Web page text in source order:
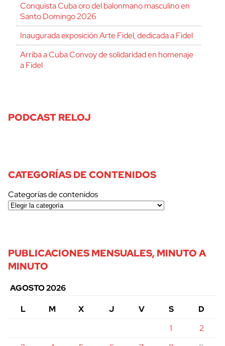
Conquista Cuba oro del balonmano masculino en
Santo Domingo 2026
Inaugurada exposición Arte Fidel, dedicada a Fidel
Arriba a Cuba Convoy de solidaridad en homenaje
a Fidel
PODCAST RELOJ
CATEGORÍAS DE CONTENIDOS
Categorías de contenidos
PUBLICACIONES MENSUALES, MINUTO A
MINUTO
AGOSTO 2026
L
M X J V S
D
1
2